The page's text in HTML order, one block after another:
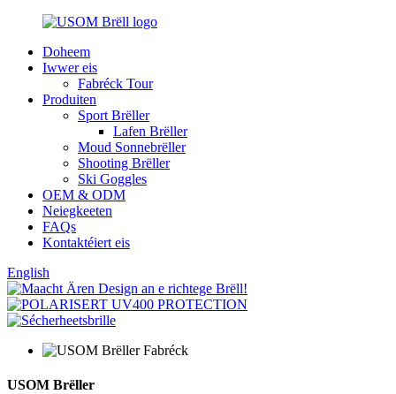
Doheem
Iwwer eis
Fabréck Tour
Produiten
Sport Brëller
Lafen Brëller
Moud Sonnebrëller
Shooting Brëller
Ski Goggles
OEM & ODM
Neiegkeeten
FAQs
Kontaktéiert eis
English
USOM Brëller